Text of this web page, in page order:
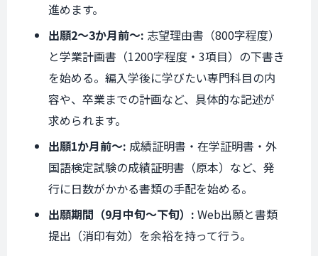
進めます。
出願2〜3か月前〜: 志望理由書（800字程度）
と学業計画書（1200字程度・3項目）の下書き
を始める。編入学後に学びたい専門科目の内
容や、卒業までの計画など、具体的な記述が
求められます。
出願1か月前〜: 成績証明書・在学証明書・外
国語検定試験の成績証明書（原本）など、発
行に日数がかかる書類の手配を始める。
出願期間（9月中旬〜下旬）: Web出願と書類
提出（消印有効）を余裕を持って行う。